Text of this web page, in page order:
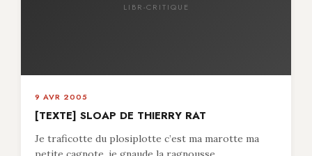
LIBR-CRITIQUE
9 AVR 2005
[TEXTE] SLOAP DE THIERRY RAT
Je traficotte du plosiplotte c’est ma marotte ma